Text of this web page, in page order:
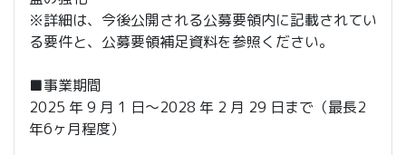
※詳細は、今後公開される公募要領内に記載されてい
る要件と、公募要領補足資料を参照ください。
■事業期間
2025 年 9 月 1 日〜2028 年 2 月 29 日まで（最長2
年6ヶ月程度）